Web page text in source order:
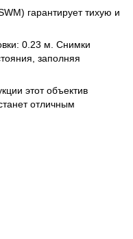
гарантирует тихую и
0.23 м. Снимки
заполняя
этот объектив
отличным